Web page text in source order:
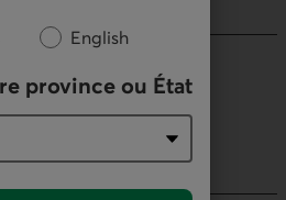
English
province ou État